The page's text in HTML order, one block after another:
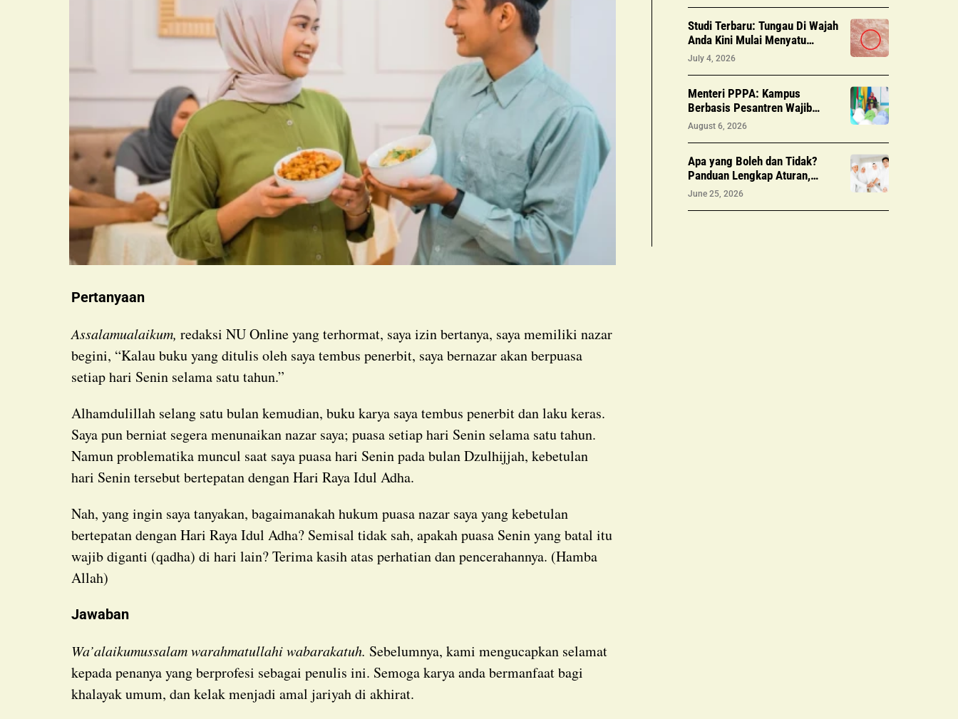
Pertanyaan
Assalamualaikum, redaksi NU Online yang terhormat, saya izin bertanya, saya memiliki nazar
begini, “Kalau buku yang ditulis oleh saya tembus penerbit, saya bernazar akan berpuasa
setiap hari Senin selama satu tahun.”
Alhamdulillah selang satu bulan kemudian, buku karya saya tembus penerbit dan laku keras.
Saya pun berniat segera menunaikan nazar saya; puasa setiap hari Senin selama satu tahun.
Namun problematika muncul saat saya puasa hari Senin pada bulan Dzulhijjah, kebetulan
hari Senin tersebut bertepatan dengan Hari Raya Idul Adha.
Nah, yang ingin saya tanyakan, bagaimanakah hukum puasa nazar saya yang kebetulan
bertepatan dengan Hari Raya Idul Adha? Semisal tidak sah, apakah puasa Senin yang batal itu
wajib diganti (qadha) di hari lain? Terima kasih atas perhatian dan pencerahannya. (Hamba
Allah)
Jawaban
Wa’alaikumussalam warahmatullahi wabarakatuh. Sebelumnya, kami mengucapkan selamat
kepada penanya yang berprofesi sebagai penulis ini. Semoga karya anda bermanfaat bagi
khalayak umum, dan kelak menjadi amal jariyah di akhirat.
Studi Terbaru: Tungau Di Wajah
Anda Kini Mulai Menyatu
Dengan Tubuh Manusia
July 4, 2026
Menteri PPPA: Kampus
Berbasis Pesantren Wajib
Bebas dari Kekerasan dan
August 6, 2026
Apa yang Boleh dan Tidak?
Panduan Lengkap Aturan,
Larangan & Tips Penting yang
June 25, 2026